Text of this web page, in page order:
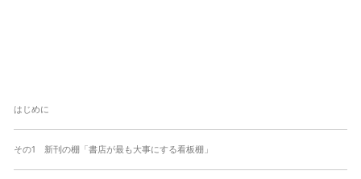
はじめに
その1 新刊の棚「書店が最も大事にする看板棚」